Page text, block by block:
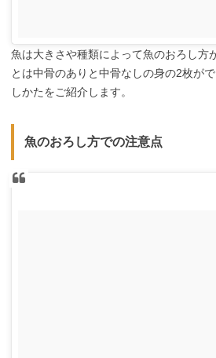
魚は大きさや種類によって魚のおろし方
とは中骨のありと中骨なしの身の2枚が
しかたをご紹介します。
魚のおろし方での注意点